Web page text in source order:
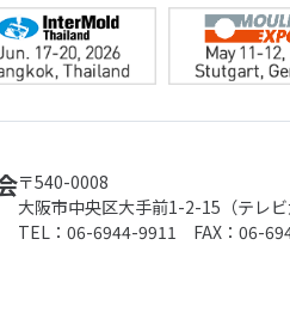
〒540-0008
大阪市中央区大手前1-2-15（テレビ
TEL：06-6944-9911 FAX：06-